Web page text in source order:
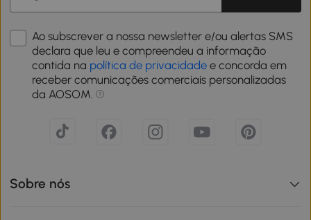
Ao subscrever a nossa newsletter e/ou alertas SMS
declara que leu e compreendeu a informação
contida na política de privacidade e concorda em
receber comunicações comerciais personalizadas
da AOSOM.
Sobre nós